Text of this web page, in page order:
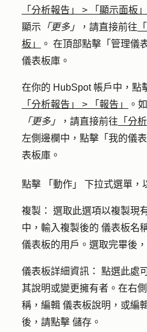
「分析報告」
> 「顯示面板」
顯示 「更多」 ，請直接前往
板」
。 在頂部點擊「 管理儀
儀表板庫。
在你的 HubSpot 帳戶中，點
「分析報告」
> 「報告」
。
「更多」
，請直接前往 「分
左側邊欄中，點擊「 我的儀
表板庫。
點擊 「動作」 下拉式選單，
複製： 選取此選項以複製現
中，輸入複製後的 儀表板名
儀表板的用戶。選取完畢後
儀表板詳細資訊： 點選此處
其說明或變更擁有者。在右
稱 ，編輯 儀表板說明 ，或編
後，請點擊 儲存 。